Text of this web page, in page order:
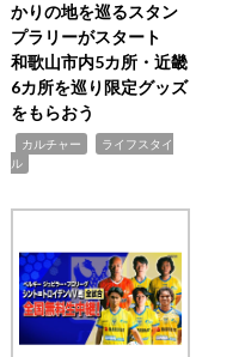
かりの地を巡るスタン
プラリーがスタート
和歌山市内5カ所・近畿
6カ所を巡り限定グッズ
をもらおう
カルチャー
ライフスタイ
ル